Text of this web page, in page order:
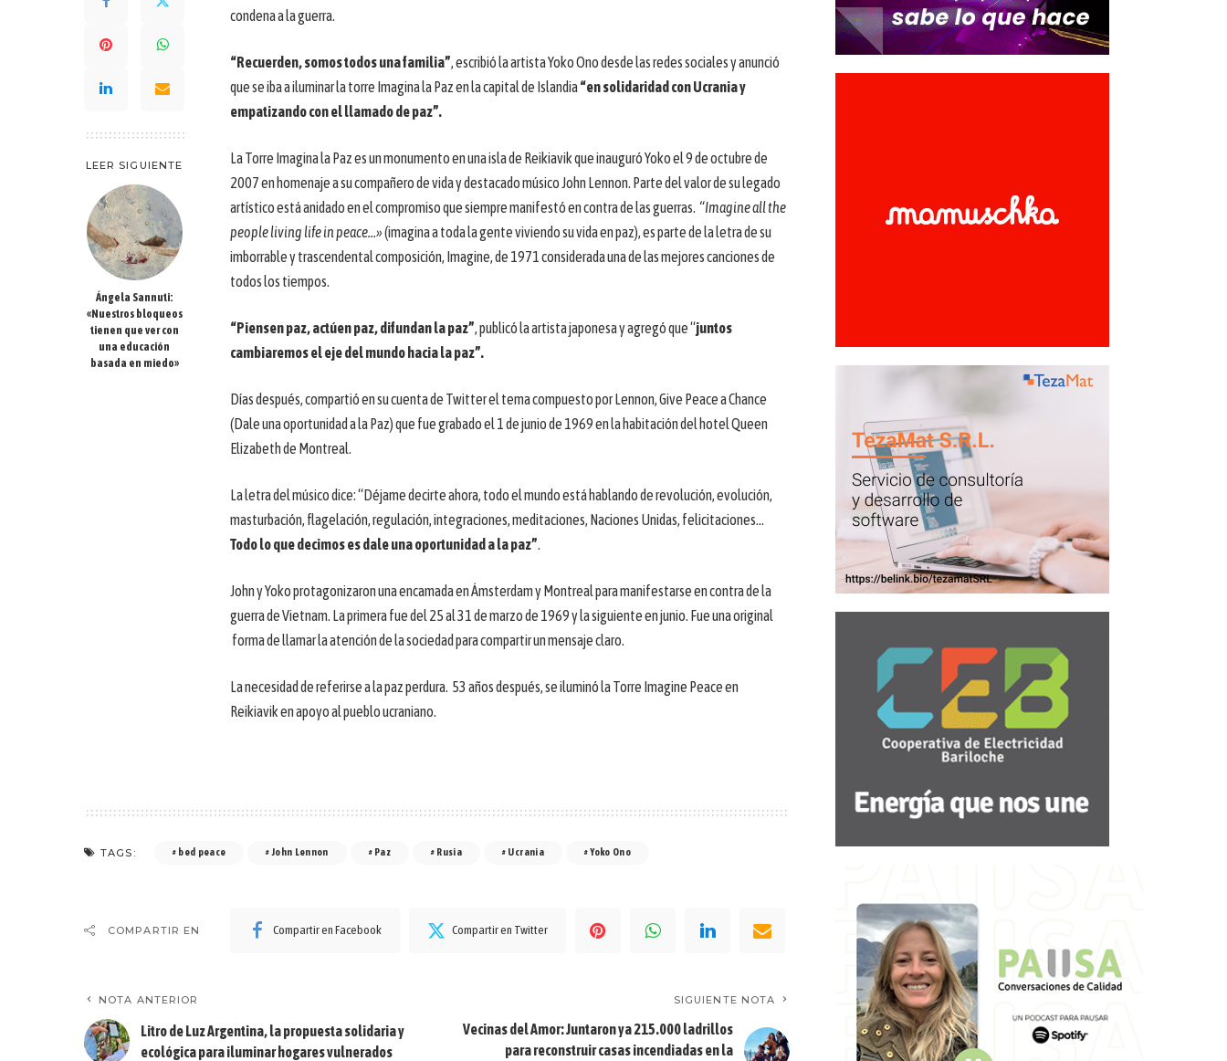
LEER SIGUIENTE
Ángela Sannuti:
«Nuestros bloqueos
tienen que ver con
una educación
basada en miedo»
condena a la guerra.
“Recuerden, somos todos una familia” , escribió la artista Yoko Ono desde las redes sociales y anunció
que se iba a iluminar la torre Imagina la Paz en la capital de Islandia “en solidaridad con Ucrania y
empatizando con el llamado de paz”.
La Torre Imagina la Paz es un monumento en una isla de Reikiavik que inauguró Yoko el 9 de octubre de
2007 en homenaje a su compañero de vida y destacado músico John Lennon. Parte del valor de su legado
artístico está anidado en el compromiso que siempre manifestó en contra de las guerras. “Imagine all the
people living life in peace…»(imagina a toda la gente viviendo su vida en paz), es parte de la letra de su
imborrable y trascendental composición, Imagine, de 1971 considerada una de las mejores canciones de
todos los tiempos.
“Piensen paz, actúen paz, difundan la paz” , publicó la artista japonesa y agregó que “juntos
cambiaremos el eje del mundo hacia la paz”.
Días después, compartió en su cuenta de Twitter el tema compuesto por Lennon, Give Peace a Chance
(Dale una oportunidad a la Paz) que fue grabado el 1 de junio de 1969 en la habitación del hotel Queen
Elizabeth de Montreal.
La letra del músico dice: “Déjame decirte ahora, todo el mundo está hablando de revolución, evolución,
masturbación, flagelación, regulación, integraciones, meditaciones, Naciones Unidas, felicitaciones…
Todo lo que decimos es dale una oportunidad a la paz”
John y Yoko protagonizaron una encamada en Ámsterdam y Montreal para manifestarse en contra de la
guerra de Vietnam. La primera fue del 25 al 31 de marzo de 1969 y la siguiente en junio. Fue una original
forma de llamar la atención de la sociedad para compartir un mensaje claro.
La necesidad de referirse a la paz perdura. 53 años después, se iluminó la Torre Imagine Peace en
Reikiavik en apoyo al pueblo ucraniano.
TAGS: bed peace John Lennon Paz Rusia Ucrania Yoko Ono
COMPARTIR EN Compartir en Facebook Compartir en Twitter
NOTA ANTERIOR
Litro de Luz Argentina, la propuesta solidaria y
ecológica para iluminar hogares vulnerados
SIGUIENTE NOTA
Vecinas del Amor: Juntaron ya 215.000 ladrillos
para reconstruir casas incendiadas en la